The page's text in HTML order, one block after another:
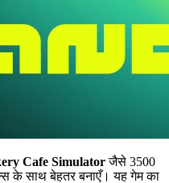
Cafe Simulatorजैसे 3500
के साथ बेहतर बनाएँ। यह गेम का